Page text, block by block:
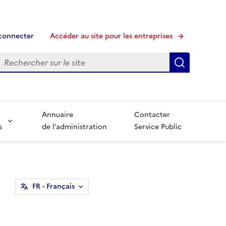
Accéder au site pour les entreprises
Annuaire
de l’administration
Contacter
Service Public
FR- Français